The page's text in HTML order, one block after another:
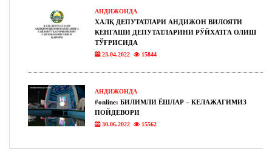
АНДИЖОНДА
ХАЛҚ ДЕПУТАТЛАРИ АНДИЖОН ВИЛОЯТИ
КЕНГАШИ ДЕПУТАТЛАРИНИ РЎЙХАТГА ОЛИШ
ТЎҒРИСИДА
23.04.2022 15844
АНДИЖОНДА
#online: БИЛИМЛИ ЁШЛАР – КЕЛАЖАГИМИЗ
ПОЙДЕВОРИ
30.06.2022 15562